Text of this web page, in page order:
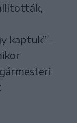
kaptuk” –